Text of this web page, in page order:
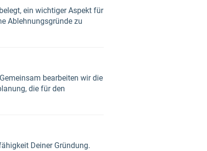
ein wichtiger Aspekt für
Ablehnungsgründe zu
bearbeiten wir die
die für den
Deiner Gründung.